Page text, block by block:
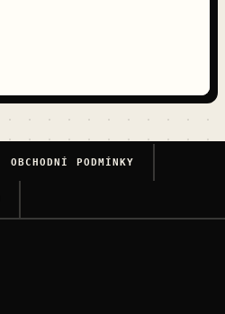
OBCHODNÍ PODMÍNKY